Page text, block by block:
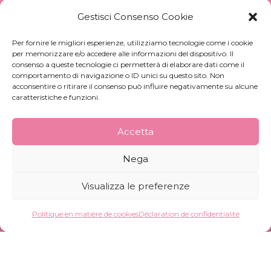
Gestisci Consenso Cookie
Per fornire le migliori esperienze, utilizziamo tecnologie come i cookie
per memorizzare e/o accedere alle informazioni del dispositivo. Il
consenso a queste tecnologie ci permetterà di elaborare dati come il
comportamento di navigazione o ID unici su questo sito. Non
acconsentire o ritirare il consenso può influire negativamente su alcune
caratteristiche e funzioni.
Accetta
Nega
Visualizza le preferenze
Politique en matière de cookiesDéclaration de confidentialité
conditionnement pour l’industrie des
J'ai lu la
politique de confidentialité